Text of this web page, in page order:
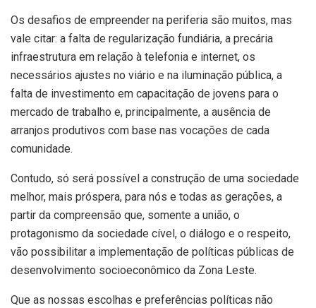
Os desafios de empreender na periferia são muitos, mas
vale citar: a falta de regularização fundiária, a precária
infraestrutura em relação à telefonia e internet, os
necessários ajustes no viário e na iluminação pública, a
falta de investimento em capacitação de jovens para o
mercado de trabalho e, principalmente, a ausência de
arranjos produtivos com base nas vocações de cada
comunidade.
Contudo, só será possível a construção de uma sociedade
melhor, mais próspera, para nós e todas as gerações, a
partir da compreensão que, somente a união, o
protagonismo da sociedade cível, o diálogo e o respeito,
vão possibilitar a implementação de políticas públicas de
desenvolvimento socioeconômico da Zona Leste.
Que as nossas escolhas e preferências políticas não